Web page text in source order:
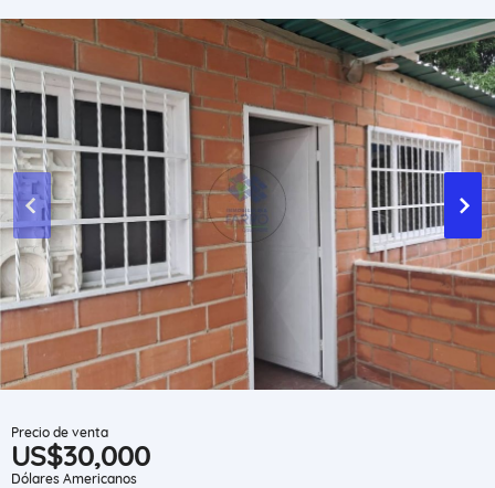
Precio de venta
US$30,000
Dólares Americanos